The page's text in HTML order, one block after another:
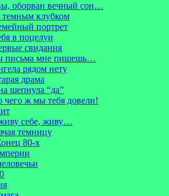
оборван вечный сон…
темным клубком
портрет
в поцелуи
свидания
письма мне пишешь…
рядом нету
драма
шепнула “да”
чего ж мы тебя довели!
себе, живу…
темницу
80-х